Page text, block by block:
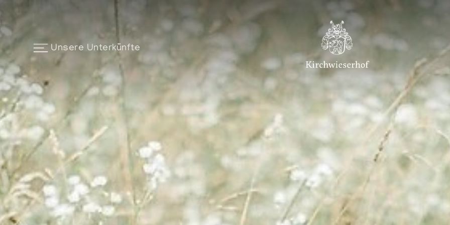
Unsere Unterkünfte